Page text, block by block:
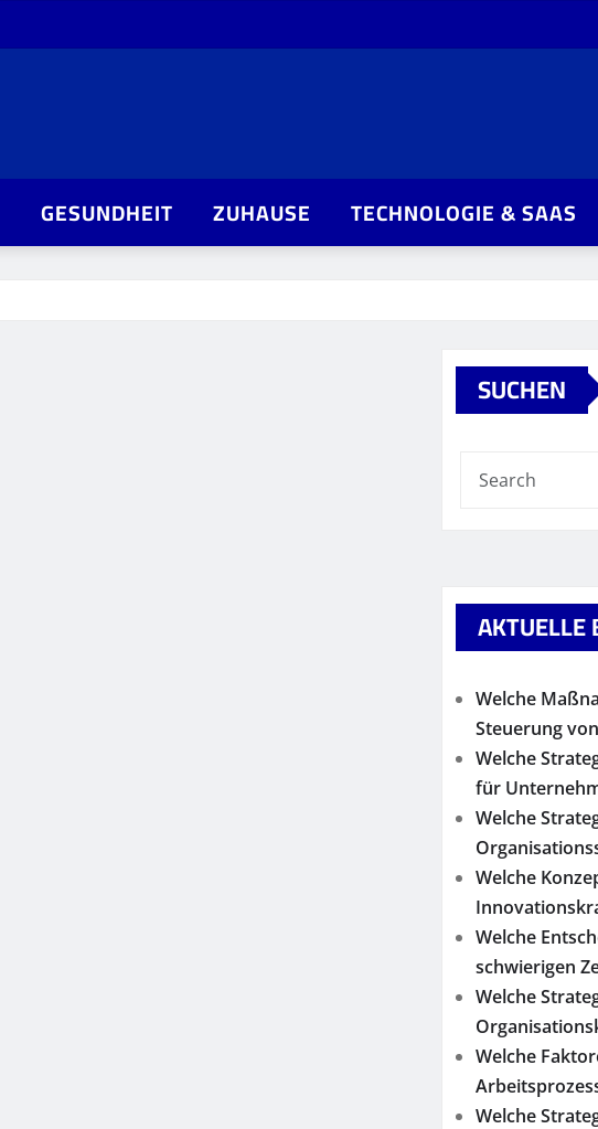
GESUNDHEIT ZUHAUSE TECHNOLOGIE & SAAS
SUCHEN
AKTUELLE
Welche
Steuerung
Welche
für
Welche
Welche
Welche
schwierigen
Welche
Welche
Welche